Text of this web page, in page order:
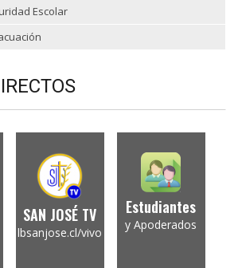
Escolar
SAN JOSÉ TV
lbsanjose.cl/vivo
Estudiantes
y Apoderados